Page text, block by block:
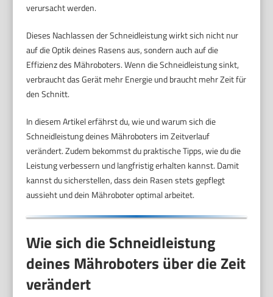
verursacht werden.
Dieses Nachlassen der Schneidleistung wirkt sich nicht nur
auf die Optik deines Rasens aus, sondern auch auf die
Effizienz des Mähroboters. Wenn die Schneidleistung sinkt,
verbraucht das Gerät mehr Energie und braucht mehr Zeit für
den Schnitt.
In diesem Artikel erfährst du, wie und warum sich die
Schneidleistung deines Mähroboters im Zeitverlauf
verändert. Zudem bekommst du praktische Tipps, wie du die
Leistung verbessern und langfristig erhalten kannst. Damit
kannst du sicherstellen, dass dein Rasen stets gepflegt
aussieht und dein Mähroboter optimal arbeitet.
Wie sich die Schneidleistung
deines Mähroboters über die Zeit
verändert